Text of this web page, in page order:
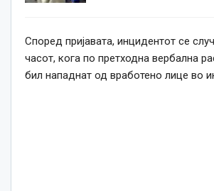
Според пријавата, инцидентот се
часот, кога по претходна вербална
бил нападнат од вработено лице во